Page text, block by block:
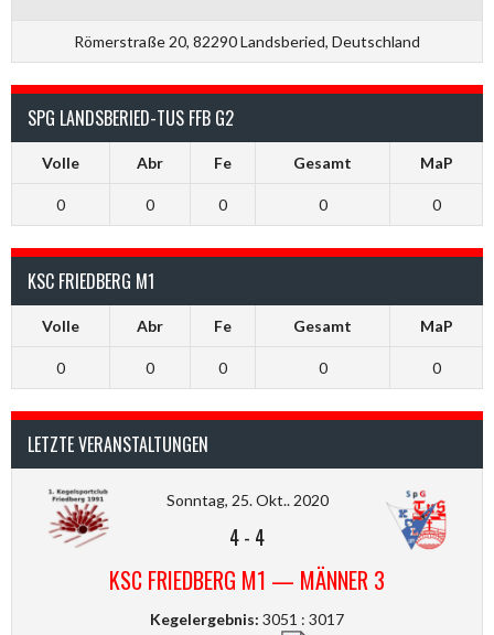
Römerstraße 20, 82290 Landsberied, Deutschland
SPG LANDSBERIED-TUS FFB G2
Volle Abr Fe Gesamt MaP
0 0 0 0 0
KSC FRIEDBERG M1
Volle Abr Fe Gesamt MaP
0 0 0 0 0
LETZTE VERANSTALTUNGEN
Sonntag, 25. Okt.. 2020
4- 4
KSC FRIEDBERG M1 — MÄNNER 3
Kegelergebnis: 3051 : 3017